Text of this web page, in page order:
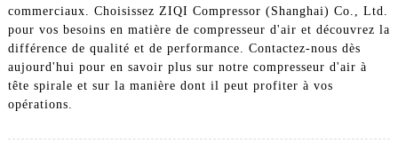
commerciaux. Choisissez ZIQI Compressor (Shanghai) Co., Ltd.
pour vos besoins en matière de compresseur d'air et découvrez la
différence de qualité et de performance. Contactez-nous dès
aujourd'hui pour en savoir plus sur notre compresseur d'air à
tête spirale et sur la manière dont il peut profiter à vos
opérations.